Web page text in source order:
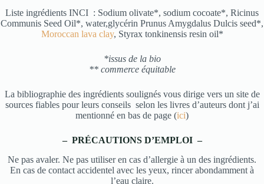
Liste ingrédients INCI : Sodium olivate*, sodium cocoate*, Ricinus
Communis Seed Oil*, water,glycérin Prunus Amygdalus Dulcis seed*,
Moroccan lava clay, Styrax tonkinensis resin oil*
*issus de la bio
** commerce équitable
La bibliographie des ingrédients soulignés vous dirige vers un site de
sources fiables pour leurs conseils selon les livres d’auteurs dont j’ai
mentionné en bas de page (ici)
– PRÉCAUTIONS D’EMPLOI –
Ne pas avaler. Ne pas utiliser en cas d’allergie à un des ingrédients.
En cas de contact accidentel avec les yeux, rincer abondamment à
l’eau claire.